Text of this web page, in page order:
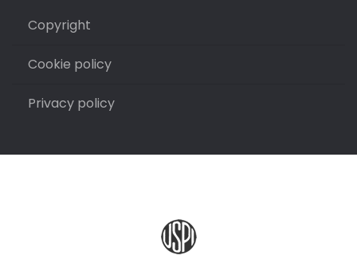
Copyright
Cookie policy
Privacy policy